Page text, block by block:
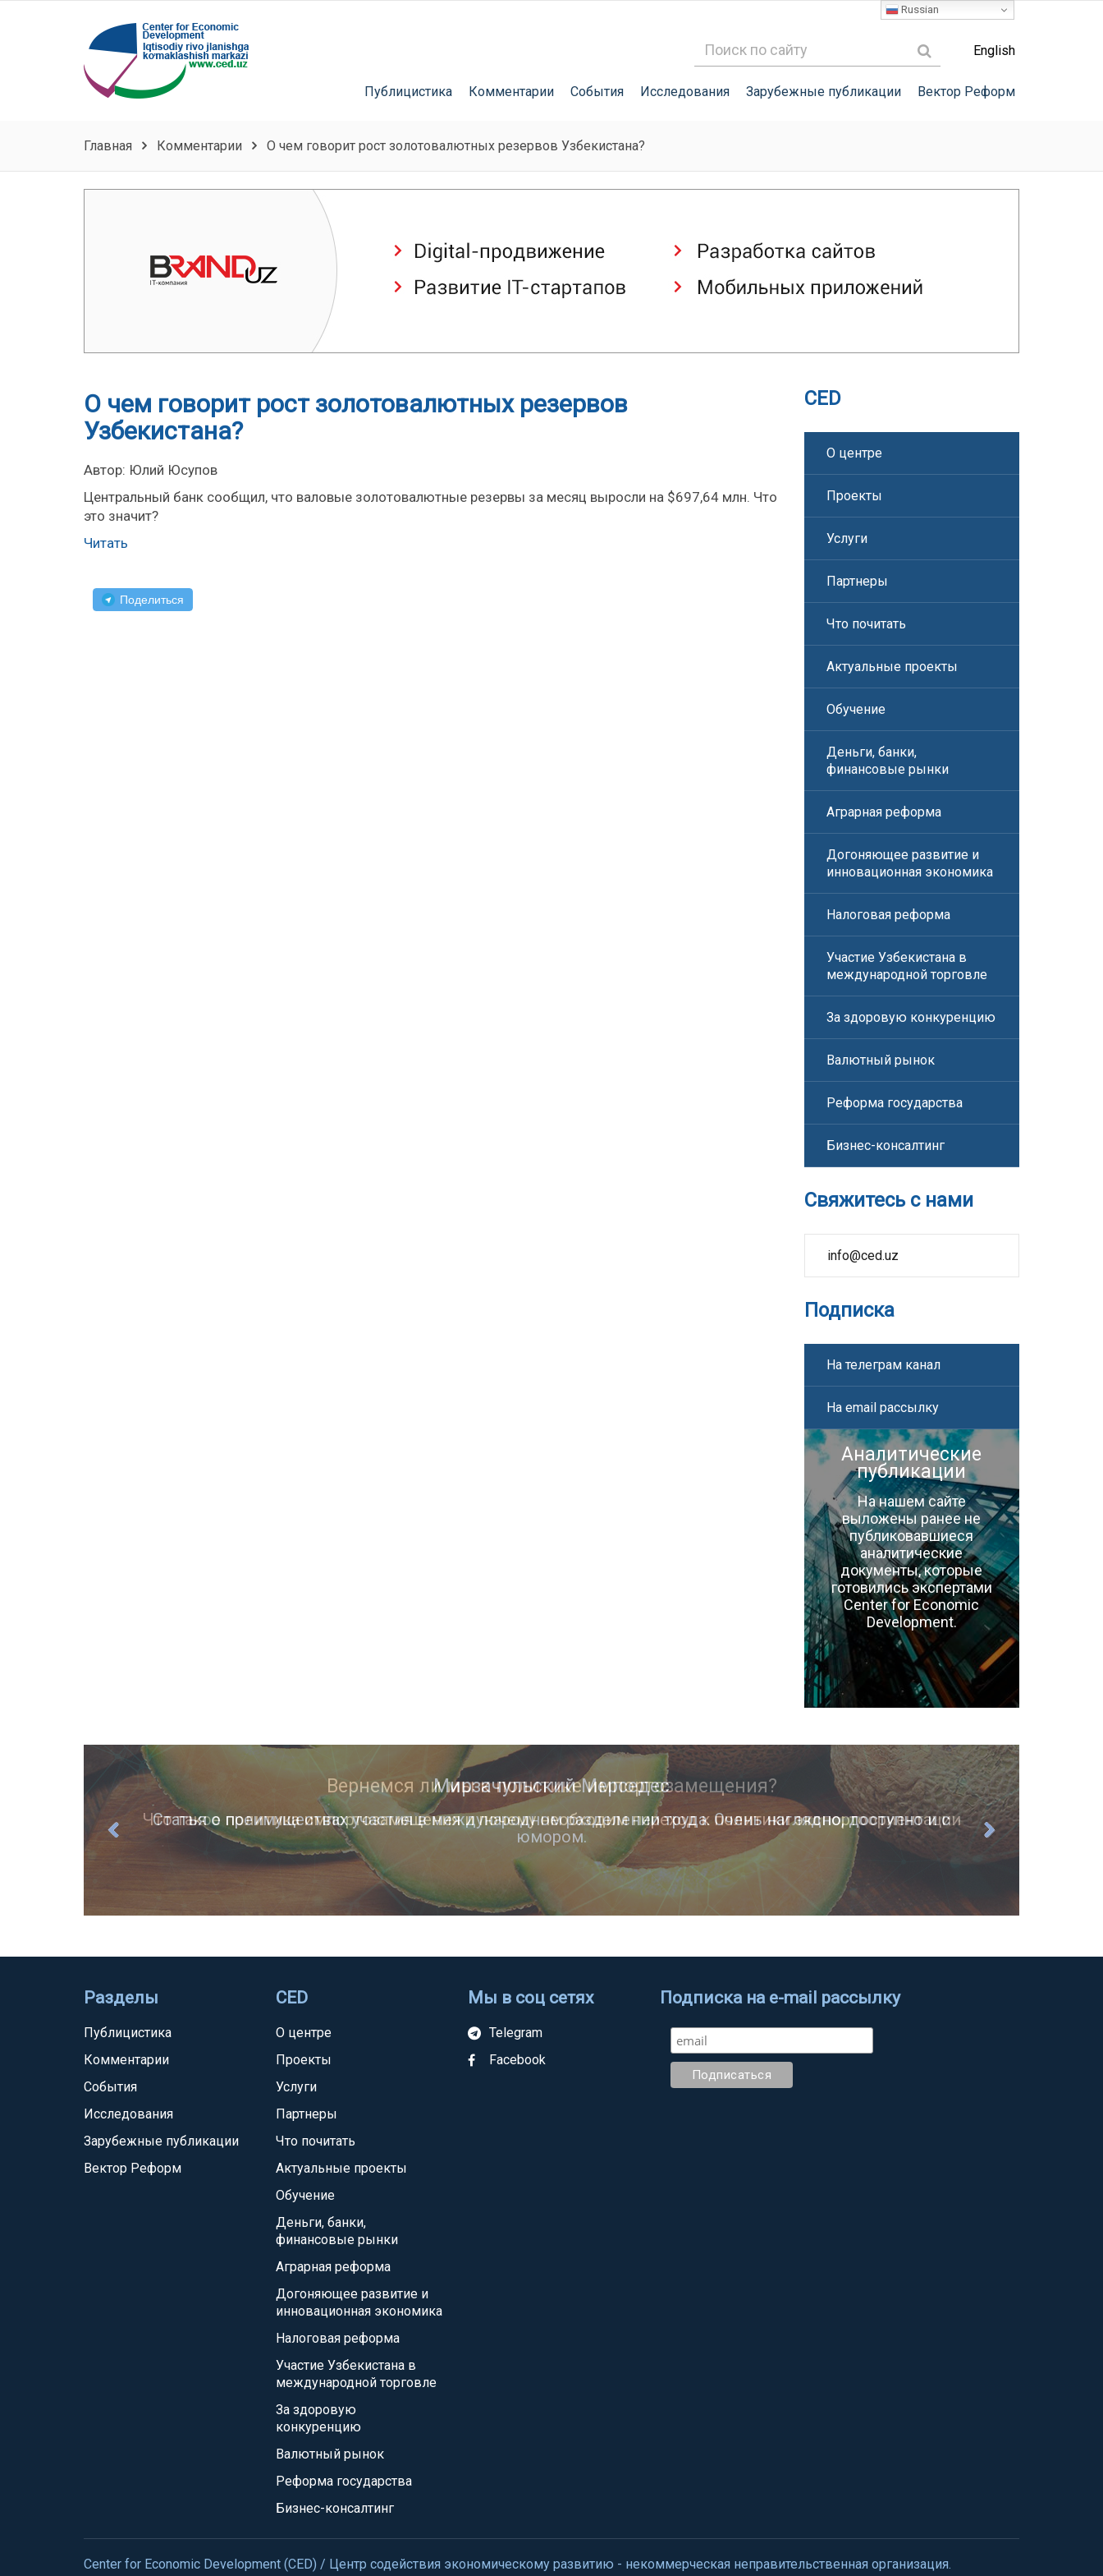
English
Публицистика Комментарии События Исследования Зарубежные публикации Вектор Реформ
Главная Комментарии О чем говорит рост золотовалютных резервов Узбекистана?
О чем говорит рост золотовалютных резервов
Узбекистана?
Автор: Юлий Юсупов
Центральный банк сообщил, что валовые золотовалютные резервы за месяц выросли на $697,64 млн. Что
это значит?
Читать
Поделиться
CED
О центре
Проекты
Услуги
Партнеры
Что почитать
Актуальные проекты
Обучение
Деньги, банки,
финансовые рынки
Аграрная реформа
Догоняющее развитие и
инновационная экономика
Налоговая реформа
Участие Узбекистана в
международной торговле
За здоровую конкуренцию
Валютный рынок
Реформа государства
Бизнес-консалтинг
Свяжитесь с нами
info@ced.uz
Подписка
На телеграм канал
На email рассылку
Аналитические
публикации
На нашем сайте
выложены ранее не
публиковавшиеся
аналитические
документы, которые
готовились экспертами
Center for Economic
Development.
Мирзачульский Мерседес
Статья о преимуществах участия в международном разделении труда. Очень наглядно, доступно и с
юмором.
Разделы
Публицистика
Комментарии
События
Исследования
Зарубежные публикации
Вектор Реформ
CED
О центре
Проекты
Услуги
Партнеры
Что почитать
Актуальные проекты
Обучение
Деньги, банки,
финансовые рынки
Аграрная реформа
Догоняющее развитие и
инновационная экономика
Налоговая реформа
Участие Узбекистана в
международной торговле
За здоровую
конкуренцию
Валютный рынок
Реформа государства
Бизнес-консалтинг
Мы в соц сетях
Telegram
Facebook
Подписка на e-mail рассылку
Center for Economic Development (CED) / Центр содействия экономическому развитию - некоммерческая неправительственная организация.
Russian